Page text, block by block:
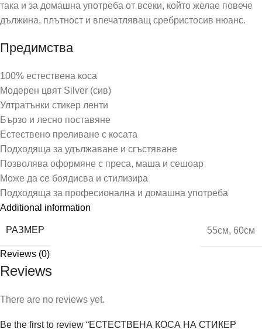
така и за домашна употреба от всеки, който желае повече
дължина, плътност и впечатляващ сребристосив нюанс.
Предимства
100% естествена коса
Модерен цвят Silver (сив)
Ултратънки стикер ленти
Бързо и лесно поставяне
Естествено преливане с косата
Подходяща за удължаване и сгъстяване
Позволява оформяне с преса, маша и сешоар
Може да се боядисва и стилизира
Подходяща за професионална и домашна употреба
Additional information
РАЗМЕР 55см, 60см
Reviews (0)
Reviews
There are no reviews yet.
Be the first to review “ЕСТЕСТВЕНА КОСА НА СТИКЕР